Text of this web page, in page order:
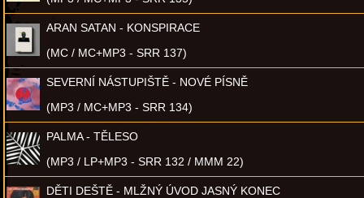
ARAN SATAN - KONSPIRACE
(MC / MC+MP3 - SRR 137)
SEVERNÍ NÁSTUPIŠTĚ - NOVÉ PÍSNĚ
(MP3 / MC+MP3 - SRR 134)
PALMA - TĚLESO
(MP3 / LP+MP3 - SRR 132 / MMM 22)
DĚTI DEŠTĚ - MLŽNÝ ÚVOD JASNÝ KONEC